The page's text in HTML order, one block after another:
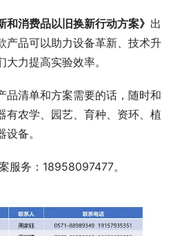
和消费品以旧换新行动方案》 出
产品可以助力设备革新、技术升
力提高实验效率。
品清单和方案需要的话，随时和
有农学、园艺、育种、资环、植
备。
服务：18958097477。